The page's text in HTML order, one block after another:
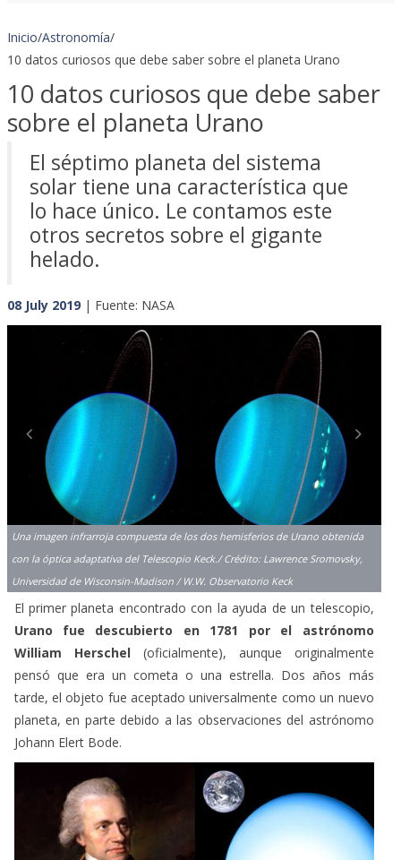
Inicio/Astronomía/
10 datos curiosos que debe saber sobre el planeta Urano
10 datos curiosos que debe saber
sobre el planeta Urano
El séptimo planeta del sistema
solar tiene una característica que
lo hace único. Le contamos este
otros secretos sobre el gigante
helado.
08 July 2019| Fuente: NASA
Una imagen infrarroja compuesta de los dos hemisferios de Urano obtenida
con la óptica adaptativa del Telescopio Keck./ Crédito: Lawrence Sromovsky,
Universidad de Wisconsin-Madison / W.W. Observatorio Keck
El primer planeta encontrado con la ayuda de un telescopio,
Urano fue descubierto en 1781 por el astrónomo
William Herschel(oficialmente), aunque originalmente
pensó que era un cometa o una estrella. Dos años más
tarde, el objeto fue aceptado universalmente como un nuevo
planeta, en parte debido a las observaciones del astrónomo
Johann Elert Bode.